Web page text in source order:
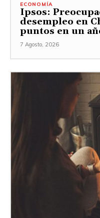
ECONOMÍA
Ipsos:
desempleo en
puntos en un
7 Agosto, 2026